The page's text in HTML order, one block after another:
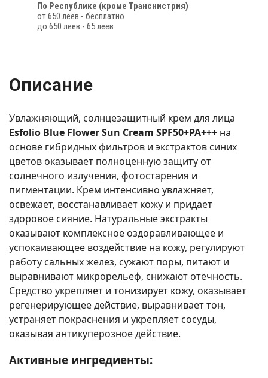
По Республике (кроме Транснистрия)
от 650 леев - бесплатно
до 650 леев - 65 леев
Описание
Увлажняющий, солнцезащитный крем для лица
Esfolio Blue Flower Sun Cream SPF50+PA+++ на
основе гибридных фильтров и экстрактов синих
цветов оказывает полноценную защиту от
солнечного излучения, фотостарения и
пигментации. Крем интенсивно увлажняет,
освежает, восстанавливает кожу и придает
здоровое сияние. Натуральные экстракты
оказывают комплексное оздоравливающее и
успокаивающее воздействие на кожу, регулируют
работу сальных желез, сужают поры, питают и
выравнивают микрорельеф, снижают отёчность.
Средство укрепляет и тонизирует кожу, оказывает
регенерирующее действие, выравнивает тон,
устраняет покраснения и укрепляет сосуды,
оказывая антикуперозное действие.
Активные ингредиенты: